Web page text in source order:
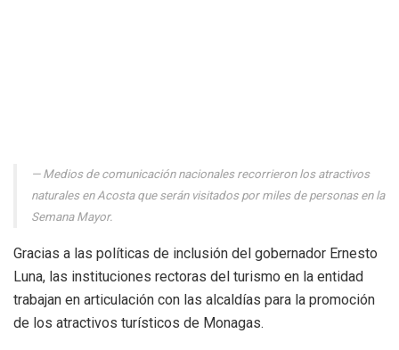
Medios de comunicación nacionales recorrieron los atractivos
naturales en Acosta que serán visitados por miles de personas en la
Semana Mayor.
Gracias a las políticas de inclusión del gobernador Ernesto
Luna, las instituciones rectoras del turismo en la entidad
trabajan en articulación con las alcaldías para la promoción
de los atractivos turísticos de Monagas.